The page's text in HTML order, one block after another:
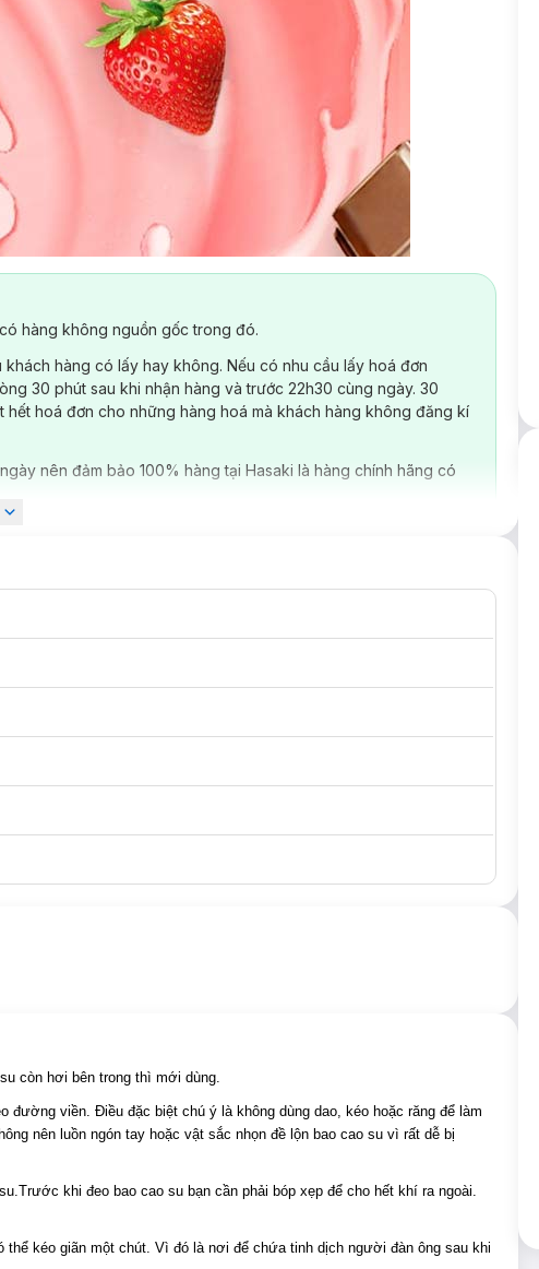
bộ quá trình "yêu".
nhạy cảm.
hàng không nguồn gốc trong đó.
khách hàng có lấy hay không. Nếu có nhu cầu lấy hoá đơn
30 phút sau khi nhận hàng và trước 22h30 cùng ngày. 30
hoá đơn cho những hàng hoá mà khách hàng không đăng kí
nên đảm bảo 100% hàng tại Hasaki là hàng chính hãng có
còn hơi bên trong thì mới dùng.
viền. Điều đặc biệt chú ý là không dùng dao, kéo hoặc răng để làm
nên luồn ngón tay hoặc vật sắc nhọn đề lộn bao cao su vì rất dễ bị
khi đeo bao cao su bạn cần phải bóp xẹp để cho hết khí ra ngoài.
kéo giãn một chút. Vì đó là nơi để chứa tinh dịch người đàn ông sau khi